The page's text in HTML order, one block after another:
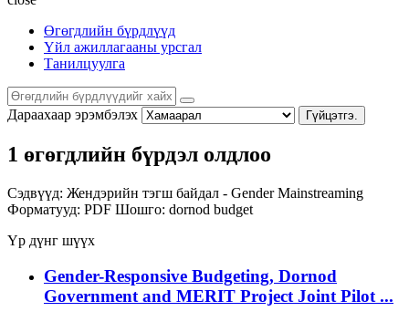
Өгөгдлийн бүрдлүүд
Үйл ажиллагааны урсгал
Танилцуулга
Дараахаар эрэмбэлэх Гүйцэтгэ.
1 өгөгдлийн бүрдэл олдлоо
Сэдвүүд: Жендэрийн тэгш байдал - Gender Mainstreaming
Форматууд: PDF Шошго: dornod budget
Үр дүнг шүүх
Gender-Responsive Budgeting, Dornod
Government and MERIT Project Joint Pilot ...